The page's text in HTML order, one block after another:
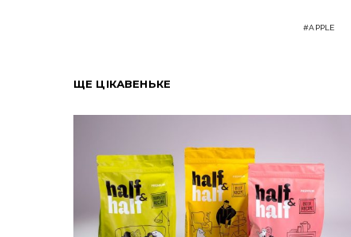
APPLE
ЩЕ ЦІКАВЕНЬКЕ